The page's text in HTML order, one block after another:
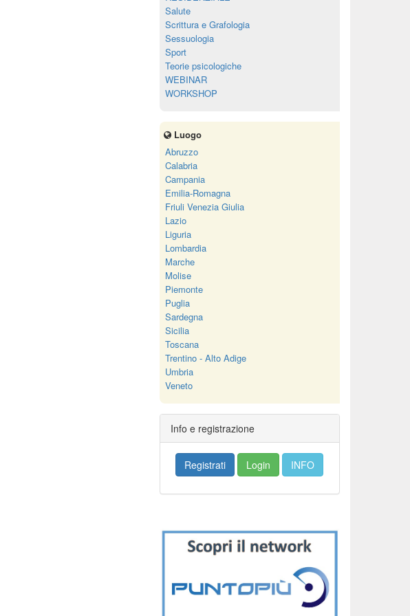
Salute
Scrittura e Grafologia
Sessuologia
Sport
Teorie psicologiche
WEBINAR
WORKSHOP
Luogo
Abruzzo
Calabria
Campania
Emilia-Romagna
Friuli Venezia Giulia
Lazio
Liguria
Lombardia
Marche
Molise
Piemonte
Puglia
Sardegna
Sicilia
Toscana
Trentino - Alto Adige
Umbria
Veneto
Info e registrazione
Registrati Login INFO